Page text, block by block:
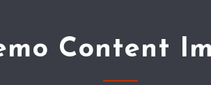
Content